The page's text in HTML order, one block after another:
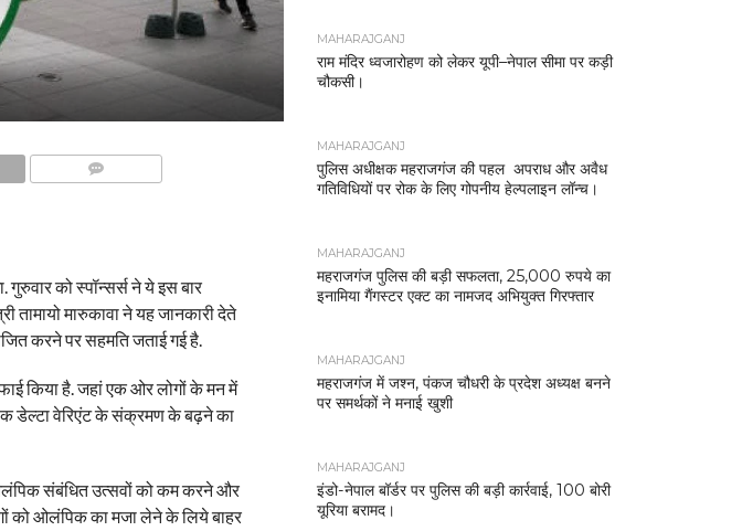
को स्पॉन्सर्स ने ये इस बार
मारुकावा ने यह जानकारी देते
करने पर सहमति जताई गई है.
किया है. जहां एक ओर लोगों के मन में
डेल्टा वेरिएंट के संक्रमण के बढ़ने का
संबंधित उत्सवों को कम करने और
को ओलंपिक का मजा लेने के लिये बाहर
MAHARAJGANJ
राम मंदिर ध्वजारोहण को लेकर यूपी–नेपाल सीमा पर कड़ी
चौकसी।
MAHARAJGANJ
पुलिस अधीक्षक महराजगंज की पहल अपराध और अवैध
गतिविधियों पर रोक के लिए गोपनीय हेल्पलाइन लॉन्च।
MAHARAJGANJ
महराजगंज पुलिस की बड़ी सफलता, 25,000 रुपये का
इनामिया गैंगस्टर एक्ट का नामजद अभियुक्त गिरफ्तार
MAHARAJGANJ
महराजगंज में जश्न, पंकज चौधरी के प्रदेश अध्यक्ष बनने
पर समर्थकों ने मनाई खुशी
MAHARAJGANJ
इंडो-नेपाल बॉर्डर पर पुलिस की बड़ी कार्रवाई, 100 बोरी
यूरिया बरामद।